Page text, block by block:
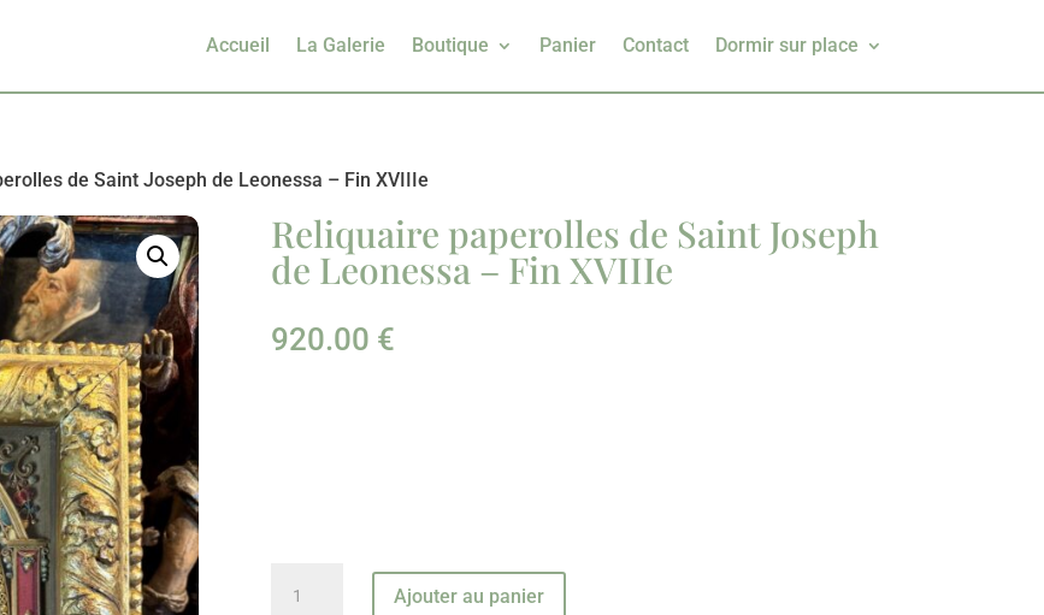
Accueil La Galerie Boutique Panier Contact Dormir sur place
de Saint Joseph de Leonessa – Fin XVIIIe
Reliquaire paperolles de Saint Joseph
de Leonessa – Fin XVIIIe
920.00 €
Ajouter au panier